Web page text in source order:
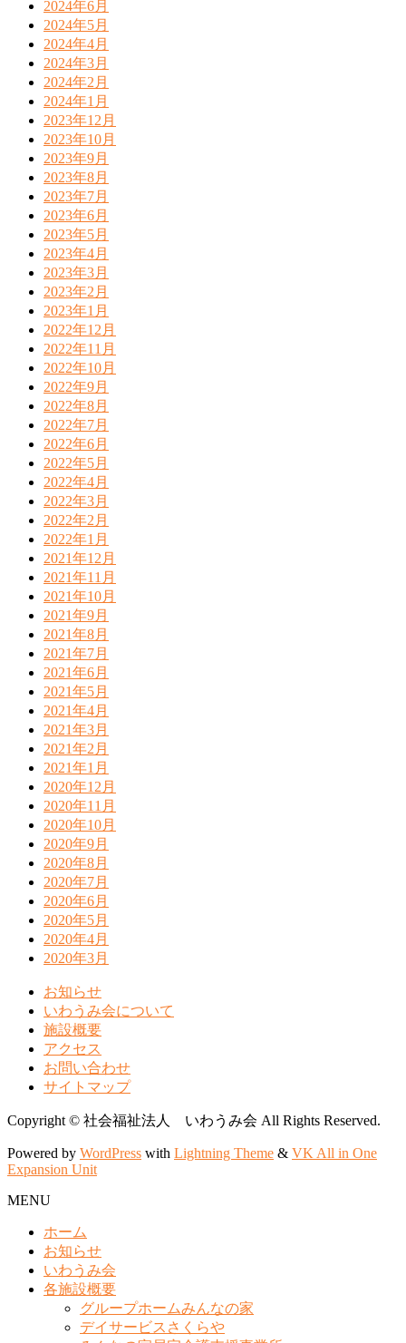
2024年6月
2024年5月
2024年4月
2024年3月
2024年2月
2024年1月
2023年12月
2023年10月
2023年9月
2023年8月
2023年7月
2023年6月
2023年5月
2023年4月
2023年3月
2023年2月
2023年1月
2022年12月
2022年11月
2022年10月
2022年9月
2022年8月
2022年7月
2022年6月
2022年5月
2022年4月
2022年3月
2022年2月
2022年1月
2021年12月
2021年11月
2021年10月
2021年9月
2021年8月
2021年7月
2021年6月
2021年5月
2021年4月
2021年3月
2021年2月
2021年1月
2020年12月
2020年11月
2020年10月
2020年9月
2020年8月
2020年7月
2020年6月
2020年5月
2020年4月
2020年3月
お知らせ
いわうみ会について
施設概要
アクセス
お問い合わせ
サイトマップ
Copyright © 社会福祉法人 いわうみ会 All Rights Reserved.
Powered by WordPress with Lightning Theme & VK All in One
Expansion Unit
MENU
ホーム
お知らせ
いわうみ会
各施設概要
グループホームみんなの家
デイサービスさくらや